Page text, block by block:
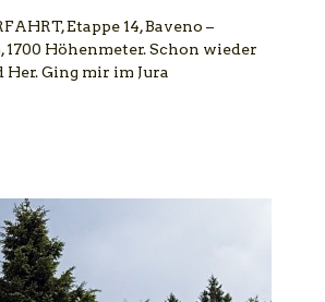
Etappe 14, Baveno –
1700 Höhenmeter. Schon wieder
Her. Ging mir im Jura